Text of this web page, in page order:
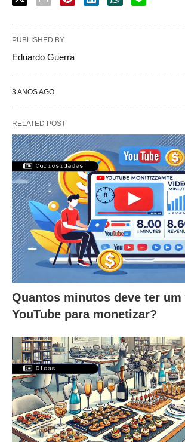
PUBLISHED BY
Eduardo Guerra
3 ANOS AGO
RELATED POST
Quantos minutos deve ter um
YouTube para monetizar?